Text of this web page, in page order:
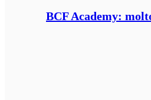
BCF Academy: